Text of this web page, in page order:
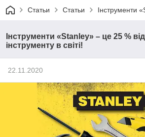
Статьи Статьи Інструменти
Інструменти «Stanley» – це 25 %
інструменту в світі!
22.11.2020